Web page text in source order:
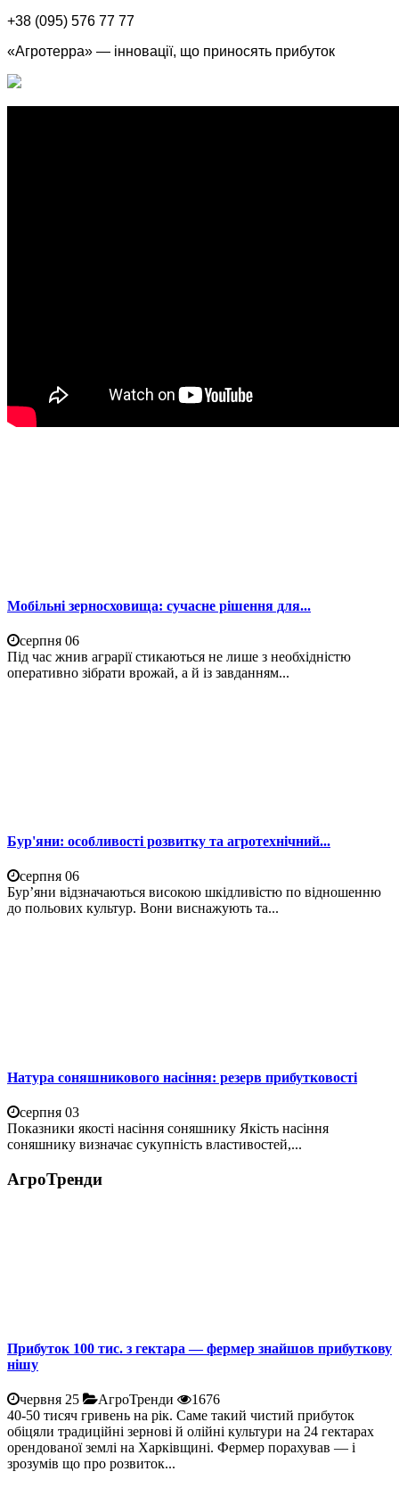
+38 (095) 576 77 77
«Агротерра» — інновації, що приносять прибуток
Мобільні зерносховища: сучасне рішення для...
серпня 06
Під час жнив аграрії стикаються не лише з необхідністю
оперативно зібрати врожай, а й із завданням...
Бур'яни: особливості розвитку та агротехнічний...
серпня 06
Бур’яни відзначаються високою шкідливістю по відношенню
до польових культур. Вони виснажують та...
Натура соняшникового насіння: резерв прибутковості
серпня 03
Показники якості насіння соняшнику Якість насіння
соняшнику визначає сукупність властивостей,...
АгроТренди
Прибуток 100 тис. з гектара — фермер знайшов прибуткову
нішу
червня 25 АгроТренди
1676
40-50 тисяч гривень на рік. Саме такий чистий прибуток
обіцяли традиційні зернові й олійні культури на 24 гектарах
орендованої землі на Харківщині. Фермер порахував — і
зрозумів що про розвиток...